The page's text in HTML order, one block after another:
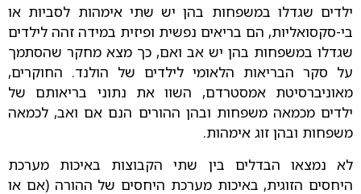
ילדים שגדלו במשפחות בהן יש שתי אימהות לסביות או
בי-סקסואליות, הם בריאים נפשית ופיזית במידה זהה לילדים
שגדלו במשפחות בהן יש אב ואם, כך מצא מחקר שהסתמך
על סקר הבריאות הלאומי לילדים של הולנד. החוקרים,
מאוניברסיטת אמסטרדם, השוו את נתוני בריאותם של
ילדים מכמאה משפחות ובהן ההורים הנם אם ואב, לכמאה
משפחות ובהן זוג אימהות.
לא נמצאו הבדלים בין שתי הקבוצות באיכות מערכת
היחסים הזוגית, באיכות מערכת היחסים של ההורה (אם או